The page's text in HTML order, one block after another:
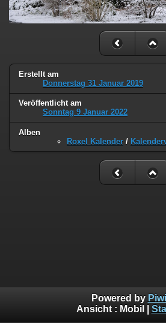
Erstellt am
Donnerstag 31 Januar 2019
Veröffentlicht am
Sonntag 9 Januar 2022
Alben
Roxel Kalender /
Powered by
Ansicht : Mobil